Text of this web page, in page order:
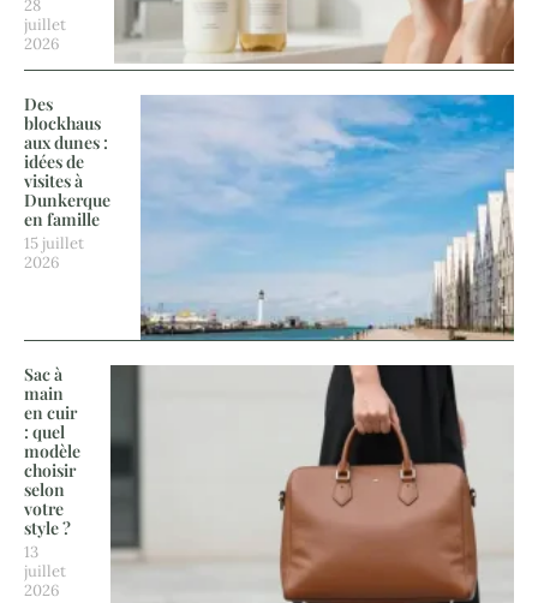
28
juillet
2026
Des
blockhaus
aux dunes :
idées de
visites à
Dunkerque
en famille
15 juillet
2026
Sac à
main
en cuir
: quel
modèle
choisir
selon
votre
style ?
13
juillet
2026